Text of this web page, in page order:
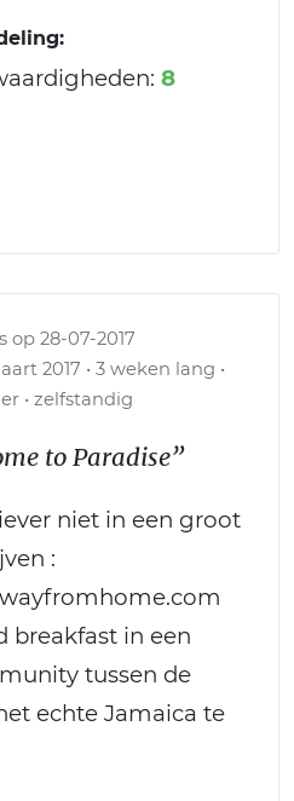
8
op 28-07-2017
2017 • 3 weken lang •
• zelfstandig
to Paradise”
niet in een groot
:
breakfast in een
tussen de
echte Jamaica te